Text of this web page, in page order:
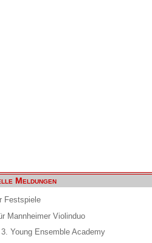
Meldungen
Festspiele
Mannheimer Violinduo
Young Ensemble Academy